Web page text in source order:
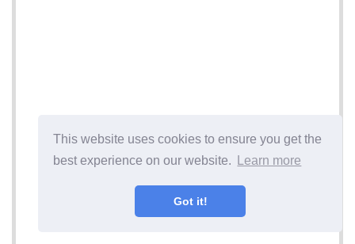
This website uses cookies to ensure you get the
best experience on our website.
Learn more
Got it!